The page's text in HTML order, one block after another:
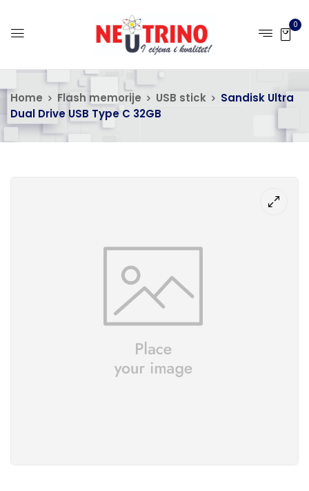
0
Home Flash memorije USB stick
Sandisk Ultra
Dual Drive USB Type C 32GB